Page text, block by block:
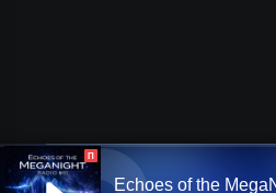
П
Echoes of the